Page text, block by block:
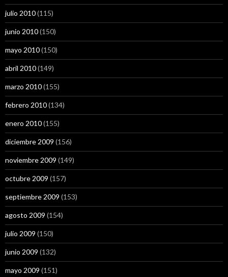
julio 2010(115)
junio 2010(150)
mayo 2010(150)
abril 2010(149)
marzo 2010(155)
febrero 2010(134)
enero 2010(155)
diciembre 2009 (156)
noviembre 2009 (149)
octubre 2009 (157)
septiembre 2009 (153)
agosto 2009 (154)
julio 2009 (150)
junio 2009 (132)
mayo 2009 (151)